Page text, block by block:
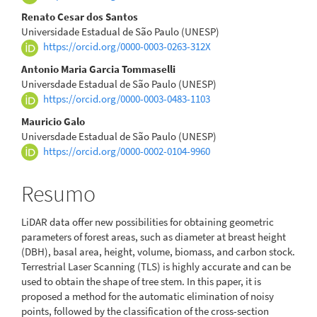
artigo
principal
Renato Cesar dos Santos
Universidade Estadual de São Paulo (UNESP)
https://orcid.org/0000-0003-0263-312X
Antonio Maria Garcia Tommaselli
Universdade Estadual de São Paulo (UNESP)
https://orcid.org/0000-0003-0483-1103
Mauricio Galo
Universdade Estadual de São Paulo (UNESP)
https://orcid.org/0000-0002-0104-9960
Resumo
LiDAR data offer new possibilities for obtaining geometric
parameters of forest areas, such as diameter at breast height
(DBH), basal area, height, volume, biomass, and carbon stock.
Terrestrial Laser Scanning (TLS) is highly accurate and can be
used to obtain the shape of tree stem. In this paper, it is
proposed a method for the automatic elimination of noisy
points, followed by the classification of the cross-section